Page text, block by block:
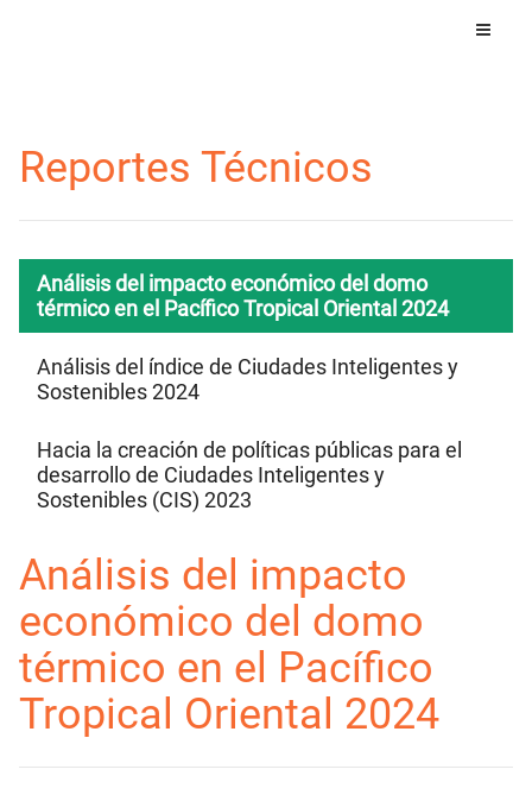
Reportes Técnicos
Análisis del impacto económico del domo
térmico en el Pacífico Tropical Oriental 2024
Análisis del índice de Ciudades Inteligentes y
Sostenibles 2024
Hacia la creación de políticas públicas para el
desarrollo de Ciudades Inteligentes y
Sostenibles (CIS) 2023
Análisis del impacto
económico del domo
térmico en el Pacífico
Tropical Oriental 2024